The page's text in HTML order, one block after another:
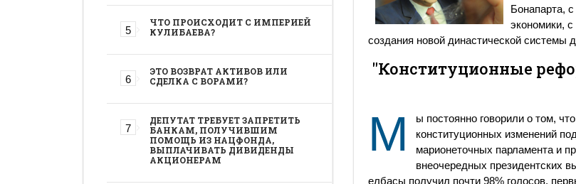
ЧТО ПРОИСХОДИТ С ИМПЕРИЕЙ
КУЛИБАЕВА?
ЭТО ВОЗВРАТ АКТИВОВ ИЛИ
СДЕЛКА С ВОРАМИ?
ДЕПУТАТ ТРЕБУЕТ ЗАПРЕТИТЬ
БАНКАМ, ПОЛУЧИВШИМ
ПОМОЩЬ ИЗ НАЦФОНДА,
ВЫПЛАЧИВАТЬ ДИВИДЕНДЫ
АКЦИОНЕРАМ
Бонапарта,
экономики,
создания новой династической системы
"Конституционные
М
ы постоянно говорили о том,
конституционных изменений
марионеточных парламента и
внеочередных президентских
елбасы получил почти 98% голосов,